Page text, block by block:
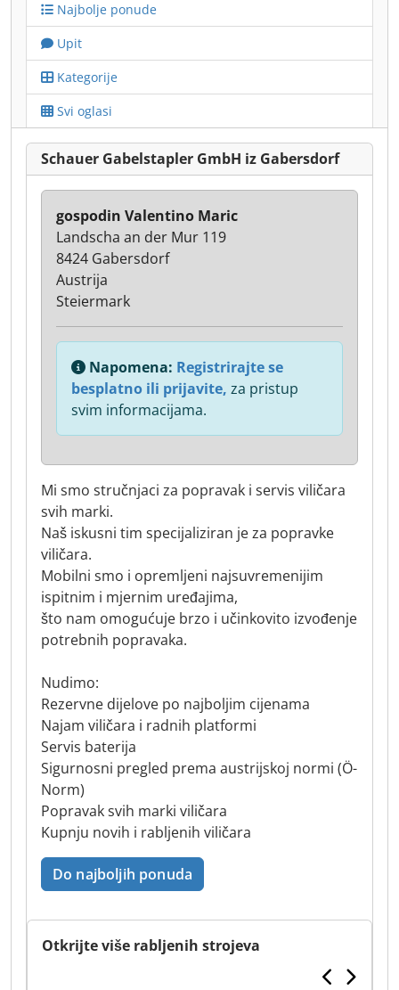
Najbolje ponude
Upit
Kategorije
Svi oglasi
Schauer Gabelstapler GmbH iz Gabersdorf
Mi smo stručnjaci za popravak i servis viličara
svih marki.
Naš iskusni tim specijaliziran je za popravke
viličara.
Mobilni smo i opremljeni najsuvremenijim
ispitnim i mjernim uređajima,
što nam omogućuje brzo i učinkovito izvođenje
potrebnih popravaka.
Nudimo:
Rezervne dijelove po najboljim cijenama
Najam viličara i radnih platformi
Servis baterija
Sigurnosni pregled prema austrijskoj normi (Ö-
Norm)
Popravak svih marki viličara
Kupnju novih i rabljenih viličara
Do najboljih ponuda
gospodin Valentino Maric
Landscha an der Mur 119
8424 Gabersdorf
Austrija
Steiermark
Napomena: Registrirajte se
besplatno ili prijavite, za pristup
svim informacijama.
Otkrijte više rabljenih strojeva